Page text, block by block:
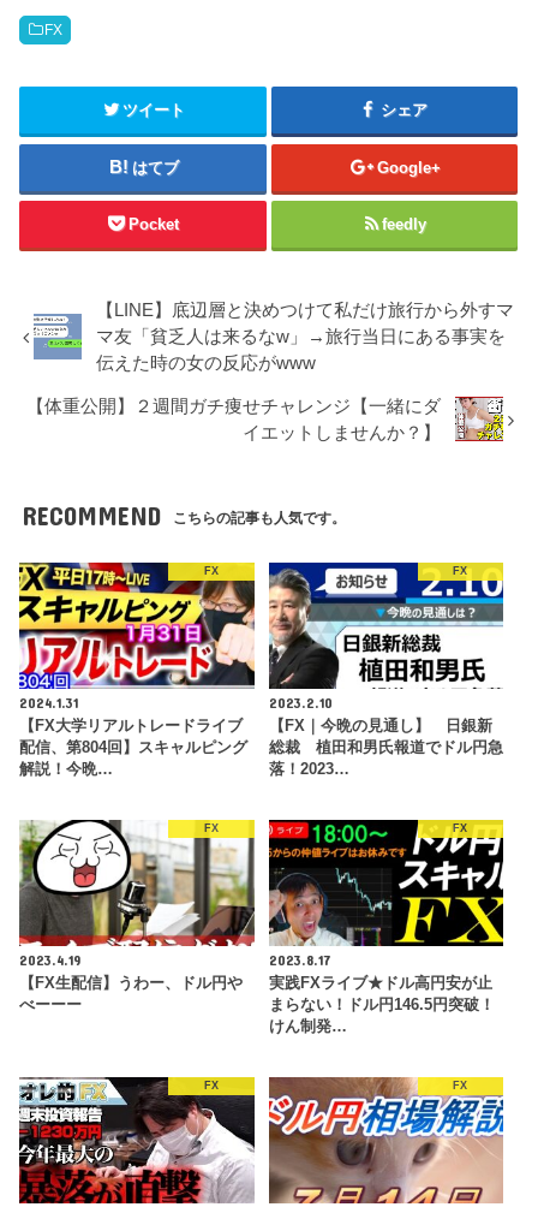
FX
ツイート シェア
はてブ Google+
Pocket feedly
【LINE】底辺層と決めつけて私だけ旅行から外すマ
マ友「貧乏人は来るなw」→旅行当日にある事実を
伝えた時の女の反応がwww
【体重公開】２週間ガチ痩せチャレンジ【一緒にダ
イエットしませんか？】
RECOMMEND こちらの記事も人気です。
FX
2024.1.31
【FX大学リアルトレードライブ
配信、第804回】スキャルピング
解説！今晩…
FX
2023.2.10
【FX｜今晩の見通し】 日銀新
総裁 植田和男氏報道でドル円急
落！2023…
FX
2023.4.19
【FX生配信】うわー、ドル円や
べーーー
FX
2023.8.17
実践FXライブ★ドル高円安が止
まらない！ドル円146.5円突破！
けん制発…
FX FX